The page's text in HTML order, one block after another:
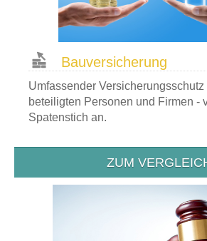
Bau­versicherung
Umfassender Versicherungsschutz
beteiligten Personen und Firmen -
Spatenstich an.
ZUM